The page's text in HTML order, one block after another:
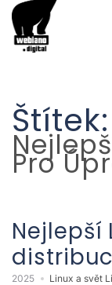
Štítek:
Pro
Nejlepší
2025 Linux a svět